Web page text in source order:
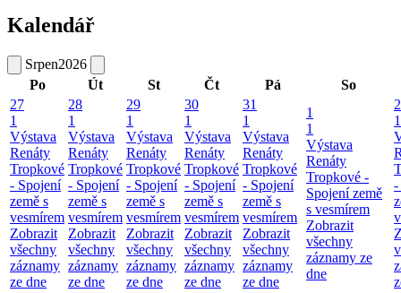
Kalendář
Srpen2026
Po
Út St Čt Pá
So
27
1
Výstava
Renáty
Tropkové
- Spojení
země s
vesmírem
Zobrazit
všechny
záznamy
ze dne
28
1
Výstava
Renáty
Tropkové
- Spojení
země s
vesmírem
Zobrazit
všechny
záznamy
ze dne
29
1
Výstava
Renáty
Tropkové
- Spojení
země s
vesmírem
Zobrazit
všechny
záznamy
ze dne
30
1
Výstava
Renáty
Tropkové
- Spojení
země s
vesmírem
Zobrazit
všechny
záznamy
ze dne
31
1
Výstava
Renáty
Tropkové
- Spojení
země s
vesmírem
Zobrazit
všechny
záznamy
ze dne
1
1
Výstava
Renáty
Tropkové -
Spojení země
s vesmírem
Zobrazit
všechny
záznamy ze
dne
2
1
-